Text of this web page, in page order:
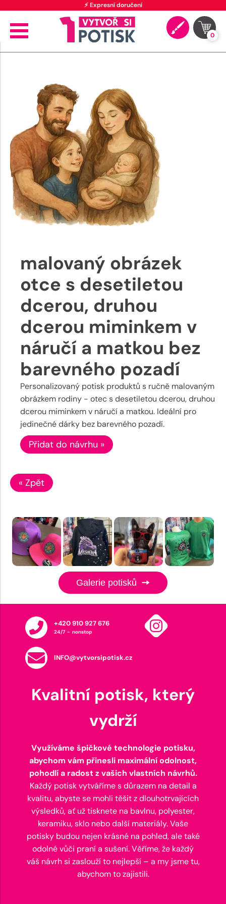
⚡ Expresní doručení
0
malovaný obrázek
otce s desetiletou
dcerou, druhou
dcerou miminkem v
náručí a matkou bez
barevného pozadí
Personalizovaný potisk produktů s ručně malovaným
obrázkem rodiny - otec s desetiletou dcerou, druhou
dcerou miminkem v náručí a matkou. Ideální pro
jedinečné dárky bez barevného pozadí.
Přidat do návrhu »
« Zpět
Galerie potisků
+420 910 927 676
24/7 - nonstop
INFO@vytvorsipotisk.cz
Kvalitní potisk, který
vydrží
Využíváme špičkové technologie potisku,
abychom vám přinesli maximální odolnost,
pohodlí a radost z vašich vlastních návrhů.
Každý potisk vytváříme s důrazem na detail a
kvalitu, abyste se mohli těšit z dlouhotrvajících
výsledků, ať už tisknete na bavlnu, polyester,
keramiku, sklo nebo další materiály. Vaše
potisky budou nejen krásné na pohled, ale také
odolné vůči praní a sušení. Věříme, že každý
váš návrh si zaslouží to nejlepší – a my jsme tu,
abychom to zajistili.